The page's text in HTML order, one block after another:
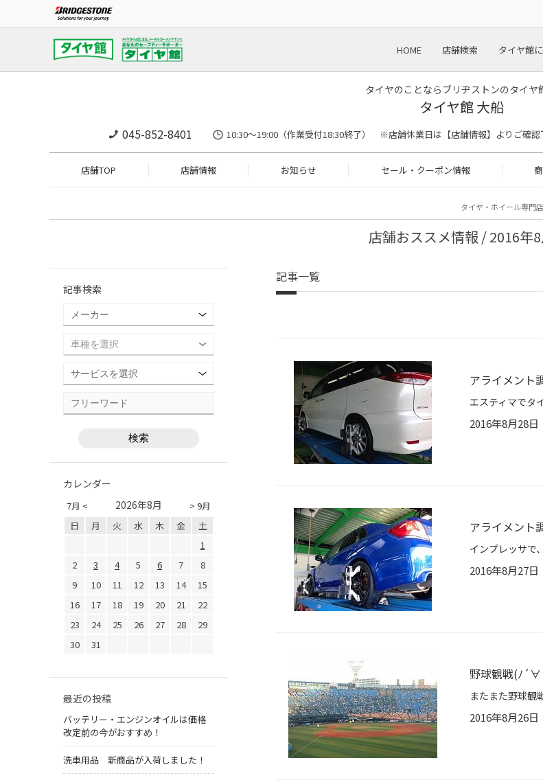
HOME 店舗検索 タイヤ館
タイヤのことならブリヂストンのタイヤ
タイヤ館 大船
045-852-8401 10:30～19:00（作業受付18:30終了） ※店舗休業日は【店舗情報】よりご確認
店舗TOP 店舗情報 お知らせ セール・クーポン情報
タイヤ・ホイール専門
店舗おススメ情報 / 2016年8
記事一覧
アライメント
エスティマで
2016年8月28日
アライメント
インプレッサ
2016年8月27日
野球観戦(ﾉ´∀
2016年8月26日
記事検索
カレンダー
7月 < > 9月
2026年8月
日 月 火 水 木 金
土
1
2
3 4 5 6 7
8
9
10 11 12 13 14
15
16
17 18 19 20 21
22
23
24 25 26 27 28
29
30
31
最近の投稿
バッテリー・エンジンオイルは価格
改定前の今がおすすめ！
洗車用品 新商品が入荷しました！